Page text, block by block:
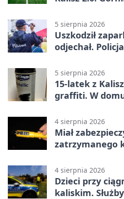
5 sierpnia 2026
Uszkodził
odjechał.
5 sierpnia 2026
15-latek z
graffiti. W
4 sierpnia 2026
Miał
zatrzymanego
4 sierpnia 2026
Dzieci przy
kaliskim.